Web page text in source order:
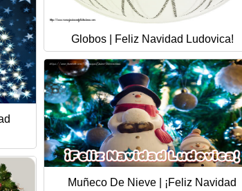
Globos | Feliz Navidad Ludovica!
Muñeco De Nieve | ¡Feliz Navidad